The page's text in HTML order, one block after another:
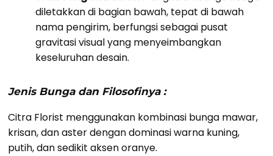
diletakkan di bagian bawah, tepat di bawah
nama pengirim, berfungsi sebagai pusat
gravitasi visual yang menyeimbangkan
keseluruhan desain.
Jenis Bunga dan Filosofinya :
Citra Florist menggunakan kombinasi bunga mawar,
krisan, dan aster dengan dominasi warna kuning,
putih, dan sedikit aksen oranye.